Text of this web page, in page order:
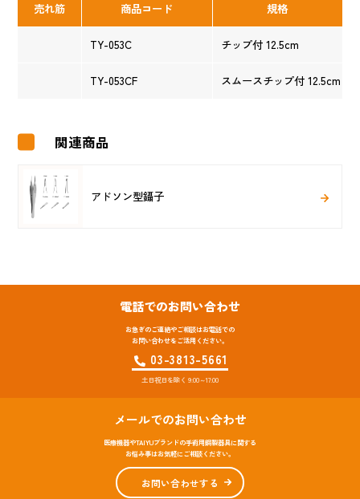
売れ筋 商品コード 規格
TY-053C チップ付 12.5cm
TY-053CF スムースチップ付 12.5cm
関連商品
アドソン型鑷子
電話でのお問い合わせ
お急ぎのご連絡やご相談はお電話での
お問い合わせをご活用ください。
03-3813-5661
土日祝日を除く 9:00～17:00
メールでのお問い合わせ
医療機器やTAIYUブランドの手術用鋼製器具に関する
お悩み事はお気軽にご相談ください。
お問い合わせする